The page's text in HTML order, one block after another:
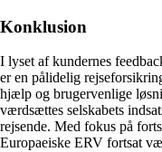
Konklusion
I lyset af kundernes
er en pålidelig
hjælp og brugervenlige
værdsættes selskabets
rejsende. Med fokus på
Europaeiske ERV fortsat